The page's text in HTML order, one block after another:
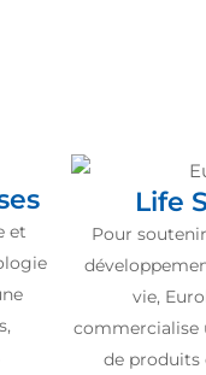
et
Life
Pour
vie,
commercialise
de produits